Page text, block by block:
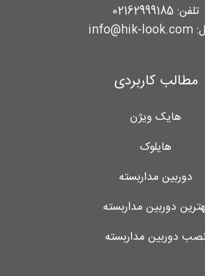
تلفن: 02162999185
info@hik-look.com
مطالب کاربردی
هایک ویژن
هایلوک
دوربین مداربسته
دوربین مداربسته
دوربین مداربسته